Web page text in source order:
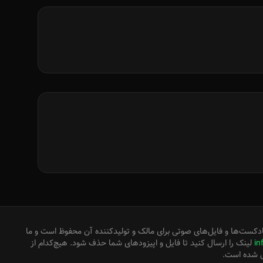
و فایل‌های صوتی برای مالک و تولیدکننده آن محفوظ است و ما
لینک را ارسال کنید تا فایل و اپیزودهای شما حذف شود. هیچ‌کدام از
شده است.